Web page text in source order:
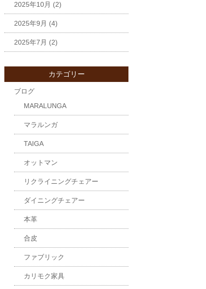
2025年10月 (2)
2025年9月 (4)
2025年7月 (2)
カテゴリー
ブログ
MARALUNGA
マラルンガ
TAIGA
オットマン
リクライニングチェアー
ダイニングチェアー
本革
合皮
ファブリック
カリモク家具